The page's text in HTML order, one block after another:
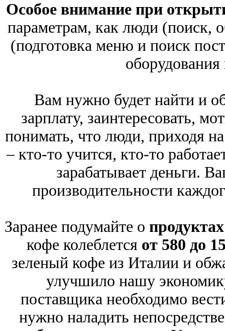
Особое внимание при
параметрам, как люди (поиск,
(подготовка меню и поиск
Вам нужно будет найти и
зарплату, заинтересовать,
понимать, что люди, приходя
– кто-то учится, кто-то
зарабатывает деньги.
производительности
Заранее подумайте о продуктах
кофе колеблется от 580 до
зеленый кофе из Италии и
улучшило нашу
поставщика необходимо
нужно наладить